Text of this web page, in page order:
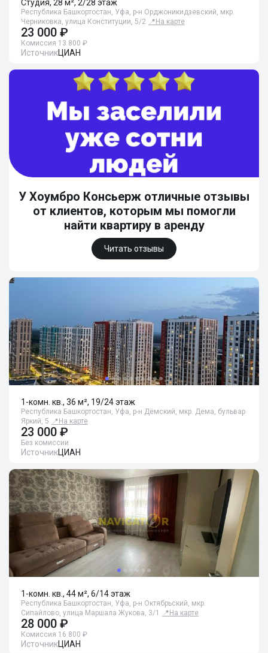
Студия, 28 м², 2/28 этаж
Республика Башкортостан, Уфа, р-н Орджоникидзевский, мкр.
Черниковка, улица Конституции, 5/2 📍 На карте
23 000 ₽
Комиссия 13 800 ₽
ИсточникЦИАН
У Хоумбро Консьерж отличные отзывы
от клиентов, которым мы помогли
найти квартиру в аренду
Читать отзывы
1-комн. кв., 36 м², 19/24 этаж
Республика Башкортостан, Уфа, р-н Дёмский, мкр. Дема, бульвар
Яркий, 5 📍 На карте
23 000 ₽
Без комиссии
ИсточникЦИАН
1-комн. кв., 44 м², 6/14 этаж
Республика Башкортостан, Уфа, р-н Октябрьский, мкр.
Сипайлово, улица Маршала Жукова, 3/1
📍 На карте
28 000 ₽
Комиссия 16 800 ₽
ИсточникЦИАН